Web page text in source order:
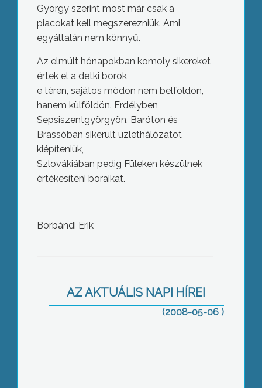
György szerint most már csak a
piacokat kell megszerezniük. Ami
egyáltalán nem könnyű.
Az elmúlt hónapokban komoly sikereket
értek el a detki borok
e téren, sajátos módon nem belföldön,
hanem külföldön. Erdélyben
Sepsiszentgyörgyön, Baróton és
Brassóban sikerült üzlethálózatot
kiépíteniük,
Szlovákiában pedig Füleken készülnek
értékesíteni boraikat.
Borbándi Erik
AZ AKTUÁLIS NAPI HÍREI
(2008-05-06 )